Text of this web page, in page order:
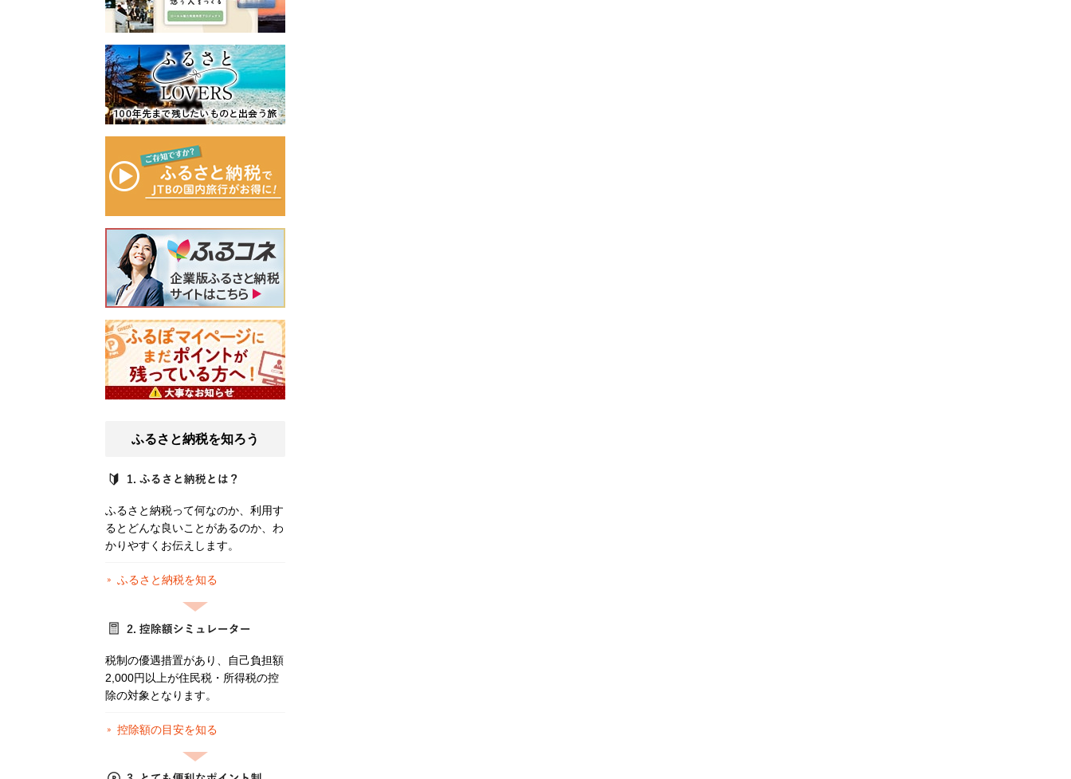
ふるさと納税を知ろう
ふるさと納税って何なのか、利用す
るとどんな良いことがあるのか、わ
かりやすくお伝えします。
ふるさと納税を知る
税制の優遇措置があり、自己負担額
2,000円以上が住民税・所得税の控
除の対象となります。
控除額の目安を知る